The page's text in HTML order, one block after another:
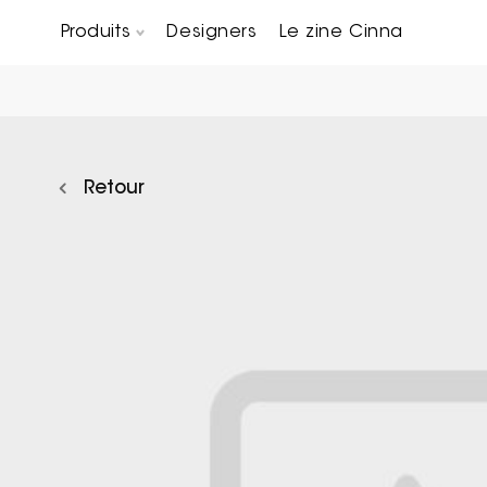
Produits Designers Le zine Cinna
Retour